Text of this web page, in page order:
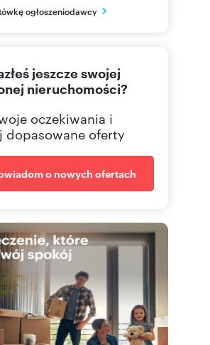
ogłoszeniodawcy
jeszcze swojej
nieruchomości?
oczekiwania i
dopasowane oferty
o nowych ofertach